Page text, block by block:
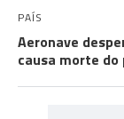
PAÍS
Aeronave
causa morte do